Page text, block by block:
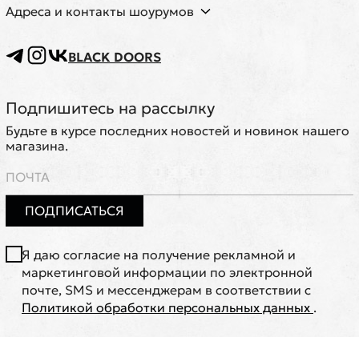
Адреса и контакты шоурумов
BLACK DOORS
Подпишитесь на рассылку
Будьте в курсе последних новостей и новинок нашего
магазина.
ПОДПИСАТЬСЯ
Я даю согласие на получение рекламной и
маркетинговой информации по электронной
почте, SMS и мессенджерам в соответствии с
Политикой обработки персональных данных .